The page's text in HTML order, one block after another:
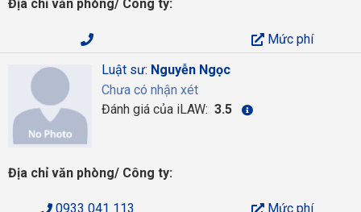
Địa chỉ văn phòng/ Công ty:
Mức phí
Luật sư: Nguyễn Ngọc
Chưa có nhận xét
Đánh giá của iLAW: 3.5
Địa chỉ văn phòng/ Công ty:
0933 041 113 Mức phí